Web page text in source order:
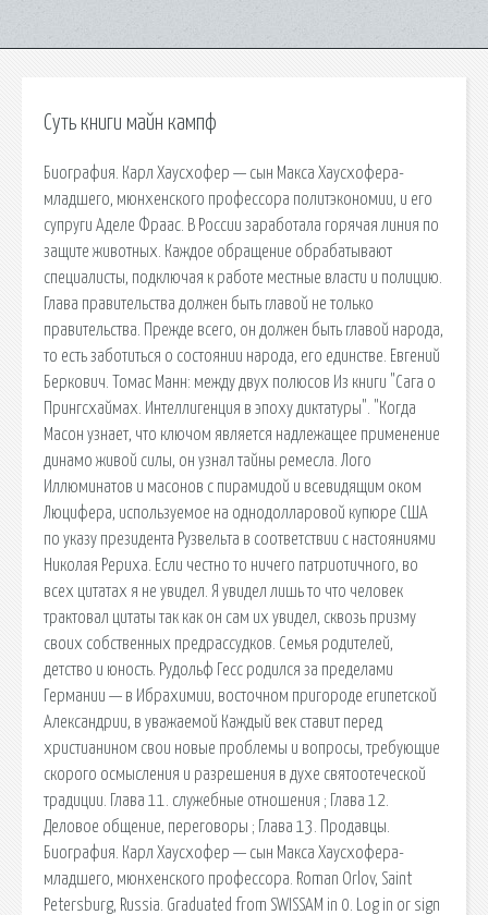
Суть книги майн кампф
Биография. Карл Хаусхофер — сын Макса Хаусхофера-
младшего, мюнхенского профессора политэкономии, и его
супруги Аделе Фраас. В России заработала горячая линия по
защите животных. Каждое обращение обрабатывают
специалисты, подключая к работе местные власти и полицию.
Глава правительства должен быть главой не только
правительства. Прежде всего, он должен быть главой народа,
то есть заботиться о состоянии народа, его единстве. Евгений
Беркович. Томас Манн: между двух полюсов Из книги "Сага о
Прингсхаймах. Интеллигенция в эпоху диктатуры". "Когда
Масон узнает, что ключом является надлежащее применение
динамо живой силы, он узнал тайны ремесла. Лого
Иллюминатов и масонов с пирамидой и всевидящим оком
Люцифера, используемое на однодолларовой купюре США
по указу президента Рузвельта в соответствии с настояниями
Николая Рериха. Если честно то ничего патриотичного, во
всех цитатах я не увидел. Я увидел лишь то что человек
трактовал цитаты так как он сам их увидел, сквозь призму
своих собственных предрассудков. Семья родителей,
детство и юность. Рудольф Гесс родился за пределами
Германии — в Ибрахимии, восточном пригороде египетской
Александрии, в уважаемой Каждый век ставит перед
христианином свои новые проблемы и вопросы, требующие
скорого осмысления и разрешения в духе святоотеческой
традиции. Глава 11. cлужебные отношения ; Глава 12.
Деловое общение, переговоры ; Глава 13. Продавцы.
Биография. Карл Хаусхофер — сын Макса Хаусхофера-
младшего, мюнхенского профессора. Roman Orlov, Saint
Petersburg, Russia. Graduated from SWISSAM in 0. Log in or sign